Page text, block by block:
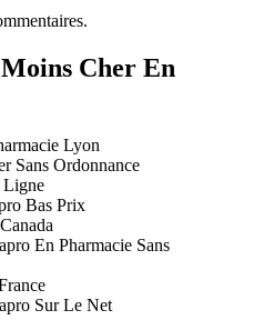
Cher En
Lyon
Sans Ordonnance
Ligne
Bas Prix
En Pharmacie Sans
Sur Le Net